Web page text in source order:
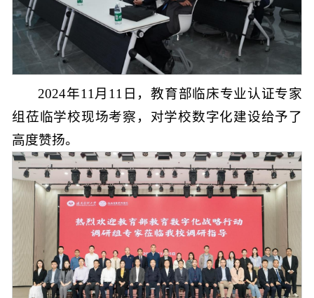
2024年11月11日，教育部临床专业认证专家
组莅临学校现场考察，对学校数字化建设给予了
高度赞扬。